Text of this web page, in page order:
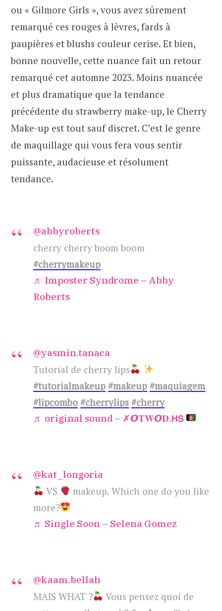
ou « Gilmore Girls », vous avez sûrement
remarqué ces rouges à lèvres, fards à
paupières et blushs couleur cerise. Et bien,
bonne nouvelle, cette nuance fait un retour
remarqué cet automne 2023. Moins nuancée
et plus dramatique que la tendance
précédente du strawberry make-up, le Cherry
Make-up est tout sauf discret. C’est le genre
de maquillage qui vous fera vous sentir
puissante, audacieuse et résolument
tendance.
@abbyroberts
cherry cherry boom boom
#cherrymakeup
♬ Imposter Syndrome – Abby
Roberts
@yasmin.tanaca
Tutorial de cherry lips
#tutorialmakeup #makeup #maquiagem
#lipcombo #cherrylips #cherry
♬ original sound – ✗𝙊𝐓𝐖𝙊𝐃.𝗛𝗦
@kat_longoria
VS
makeup. Which one do you like
more?
♬ Single Soon – Selena Gomez
@kaam.bellah
MAIS WHAT ?
Vous pensez quoi de